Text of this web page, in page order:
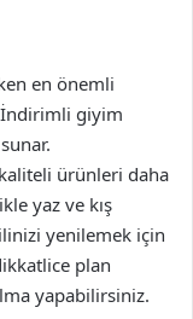
en önemli
İndirimli giyim
ürünleri daha
yaz ve kış
yenilemek için
plan
yapabilirsiniz.